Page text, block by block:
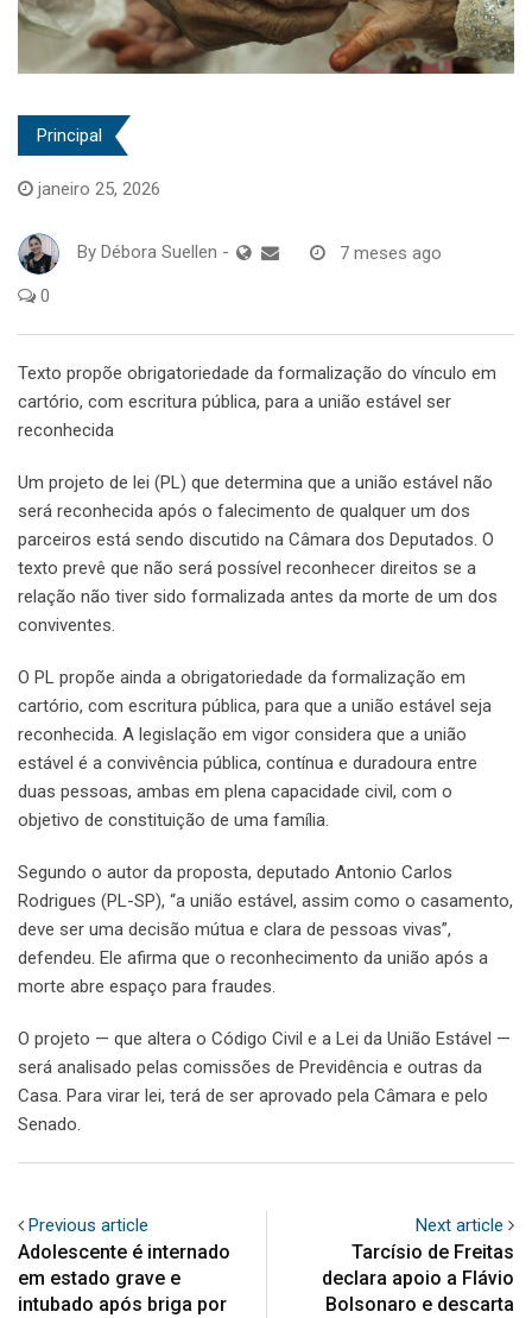
Principal
janeiro 25, 2026
By Débora Suellen - 7 meses ago
0
Texto propõe obrigatoriedade da formalização do vínculo em
cartório, com escritura pública, para a união estável ser
reconhecida
Um projeto de lei (PL) que determina que a união estável não
será reconhecida após o falecimento de qualquer um dos
parceiros está sendo discutido na Câmara dos Deputados. O
texto prevê que não será possível reconhecer direitos se a
relação não tiver sido formalizada antes da morte de um dos
conviventes.
O PL propõe ainda a obrigatoriedade da formalização em
cartório, com escritura pública, para que a união estável seja
reconhecida. A legislação em vigor considera que a união
estável é a convivência pública, contínua e duradoura entre
duas pessoas, ambas em plena capacidade civil, com o
objetivo de constituição de uma família.
Segundo o autor da proposta, deputado Antonio Carlos
Rodrigues (PL-SP), “a união estável, assim como o casamento,
deve ser uma decisão mútua e clara de pessoas vivas”,
defendeu. Ele afirma que o reconhecimento da união após a
morte abre espaço para fraudes.
O projeto — que altera o Código Civil e a Lei da União Estável —
será analisado pelas comissões de Previdência e outras da
Casa. Para virar lei, terá de ser aprovado pela Câmara e pelo
Senado.
Previous article
Adolescente é internado
em estado grave e
intubado após briga por
Next article
Tarcísio de Freitas
declara apoio a Flávio
Bolsonaro e descarta